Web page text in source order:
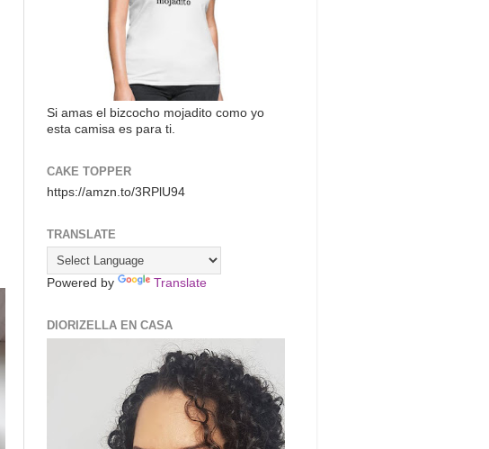
Si amas el bizcocho mojadito como yo
esta camisa es para ti.
CAKE TOPPER
https://amzn.to/3RPlU94
TRANSLATE
Powered by Translate
DIORIZELLA EN CASA